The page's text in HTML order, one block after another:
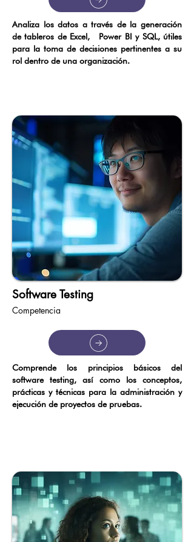
Analiza los datos a través de la generación
de tableros de Excel, Power BI y SQL, útiles
para la toma de decisiones pertinentes a su
rol dentro de una organización.
Software Testing
Competencia
Comprende los principios básicos del
software testing, así como los conceptos,
prácticas y técnicas para la administración y
ejecución de proyectos de pruebas.